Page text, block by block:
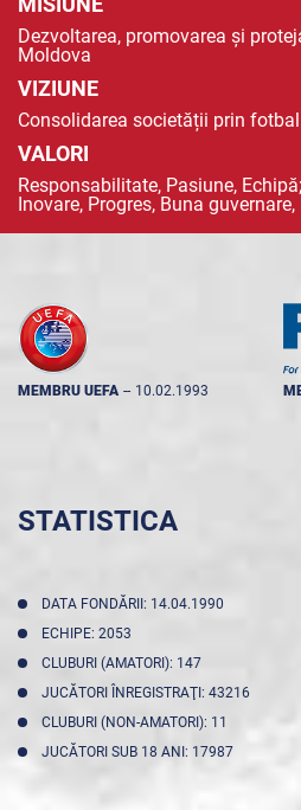
Dezvoltarea, promovarea și
Moldova
VIZIUNE
Consolidarea societății prin fotbal
VALORI
Responsabilitate, Pasiune, Echipă;
Inovare, Progres, Buna
MEMBRU UEFA -- 10.02.1993
STATISTICA
DATA FONDĂRII: 14.04.1990
ECHIPE: 2053
CLUBURI (AMATORI): 147
JUCĂTORI ÎNREGISTRAŢI: 43216
CLUBURI (NON-AMATORI): 11
JUCĂTORI SUB 18 ANI: 17987